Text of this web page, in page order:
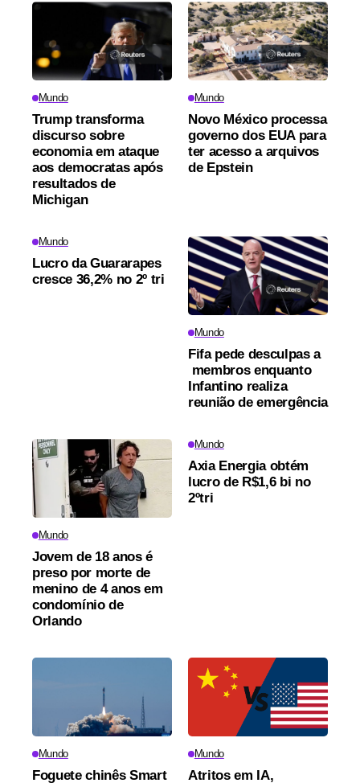
Mundo
Trump transforma
discurso sobre
economia em ataque
aos democratas após
resultados de
Michigan
Mundo
Novo México processa
governo dos EUA para
ter acesso a arquivos
de Epstein
Mundo
Lucro da Guararapes
cresce 36,2% no 2º tri
Mundo
Fifa pede desculpas a
membros enquanto
Infantino realiza
reunião de emergência
Mundo
Jovem de 18 anos é
preso por morte de
menino de 4 anos em
condomínio de
Orlando
Mundo
Axia Energia obtém
lucro de R$1,6 bi no
2ºtri
Mundo
Foguete chinês Smart
Mundo
Atritos em IA,